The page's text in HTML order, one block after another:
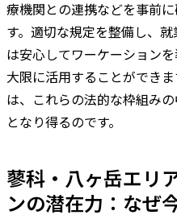
療機関との連携などを事前
す。適切な規定を整備し、
は安心してワーケーション
大限に活用することができ
は、これらの法的な枠組み
となり得るのです。
蓼科・八ヶ岳エリ
ンの潜在力：なぜ